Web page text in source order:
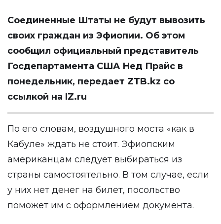
Соединенные Штаты не будут вывозить
своих граждан из Эфиопии. Об этом
сообщил официальный представитель
Госдепартамента США Нед Прайс в
понедельник, передает ZTB.kz со
ссылкой на IZ.ru
По его словам, воздушного моста «как в
Кабуле» ждать не стоит. Эфиопским
американцам следует выбираться из
страны самостоятельно. В том случае, если
у них нет денег на билет, посольство
поможет им с оформлением документа.